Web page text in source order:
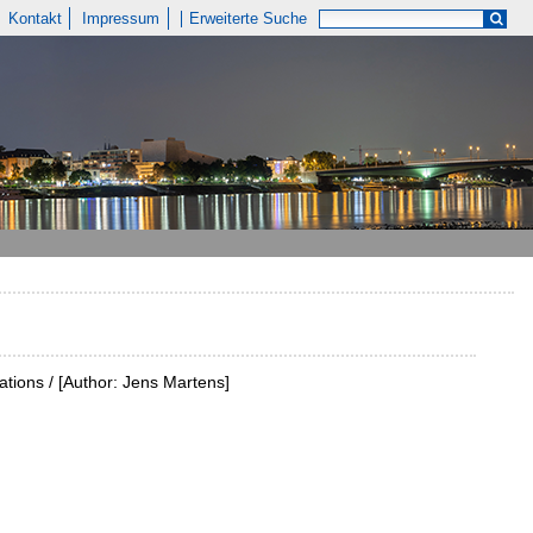
Kontakt Impressum Erweiterte Suche
/ [Author: Jens Martens]